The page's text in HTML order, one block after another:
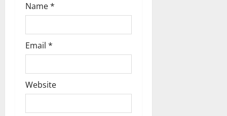
Name*
Email *
Website